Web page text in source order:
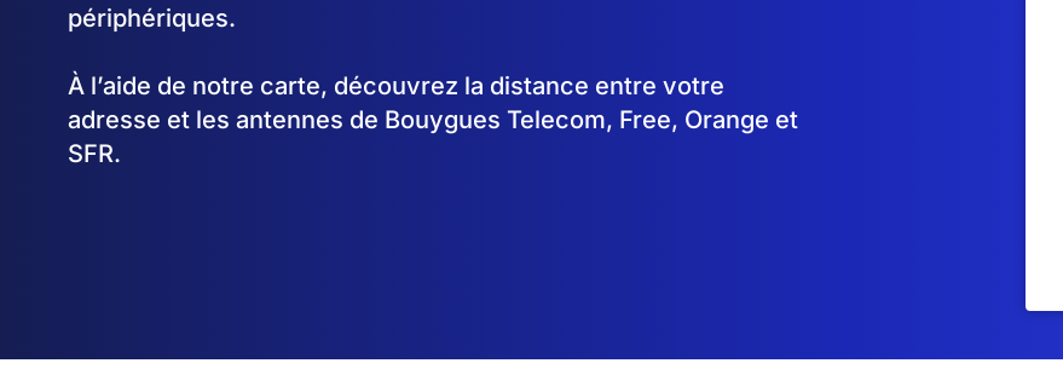
périphériques.
À l’aide de notre carte, découvrez la distance entre votre
adresse et les antennes de Bouygues Telecom, Free, Orange et
SFR.